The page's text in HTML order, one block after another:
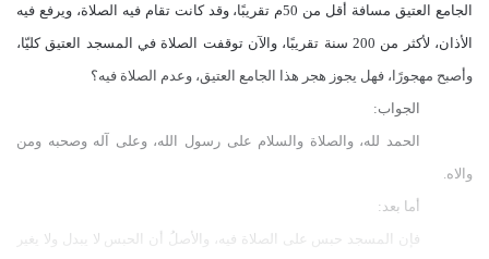
الجامع العتيق مسافة أقل من 50م تقريبًا، وقد كانت تقام فيه الصلاة، ويرفع فيه
الأذان، لأكثر من 200 سنة تقريبًا، والآن توقفت الصلاة في المسجد العتيق كليّا،
وأصبح مهجورًا، فهل يجوز هجر هذا الجامع العتيق، وعدم الصلاة فيه؟
الجواب:
الحمد لله، والصلاة والسلام على رسول الله، وعلى آله وصحبه ومن
والاه.
أما بعد:
فإن المسجد حبس على الصلاة فيه، والأصلُ أن الحبس لا يبدل ولا يغير